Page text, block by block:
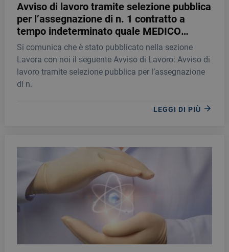
Avviso di lavoro tramite selezione pubblica
per l’assegnazione di n. 1 contratto a
tempo indeterminato quale MEDICO
SPECIALISTA IN ONCOLOGIA
Si comunica che è stato pubblicato nella sezione
Lavora con noi il seguente Avviso di Lavoro: Avviso di
lavoro tramite selezione pubblica per l’assegnazione
di n.
LEGGI DI PIÙ